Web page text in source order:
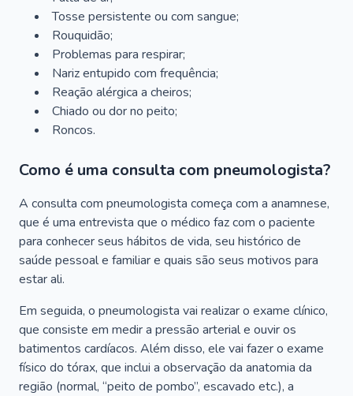
Tosse persistente ou com sangue;
Rouquidão;
Problemas para respirar;
Nariz entupido com frequência;
Reação alérgica a cheiros;
Chiado ou dor no peito;
Roncos.
Como é uma consulta com pneumologista?
A consulta com pneumologista começa com a anamnese,
que é uma entrevista que o médico faz com o paciente
para conhecer seus hábitos de vida, seu histórico de
saúde pessoal e familiar e quais são seus motivos para
estar ali.
Em seguida, o pneumologista vai realizar o exame clínico,
que consiste em medir a pressão arterial e ouvir os
batimentos cardíacos. Além disso, ele vai fazer o exame
físico do tórax, que inclui a observação da anatomia da
região (normal, “peito de pombo”, escavado etc.), a